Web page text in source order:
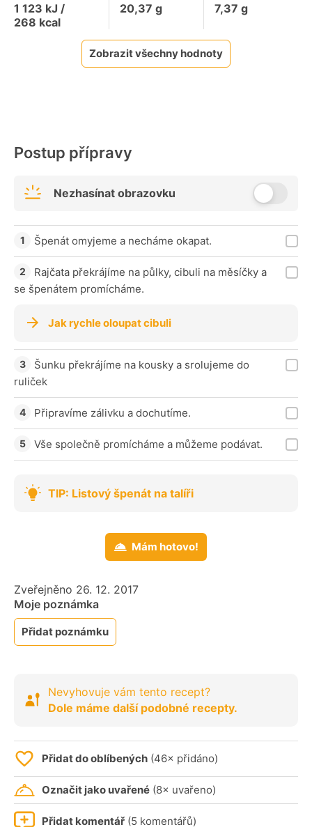
1 123 kJ /
268 kcal
20,37 g
7,37 g
Zobrazit všechny hodnoty
Postup přípravy
Nezhasínat obrazovku
Špenát omyjeme a necháme okapat.
Rajčata překrájíme na půlky, cibuli na měsíčky a
se špenátem promícháme.
Jak rychle oloupat cibuli
Šunku překrájíme na kousky a srolujeme do
ruliček
Připravíme zálivku a dochutíme.
Vše společně promícháme a můžeme podávat.
TIP: Listový špenát na talíři
Mám hotovo!
Zveřejněno 26. 12. 2017
Moje poznámka
Přidat poznámku
Nevyhovuje vám tento recept?
Dole máme další podobné recepty.
Přidat do oblíbených (46× přidáno)
Označit jako uvařené (8× uvařeno)
Přidat komentář (5 komentářů)